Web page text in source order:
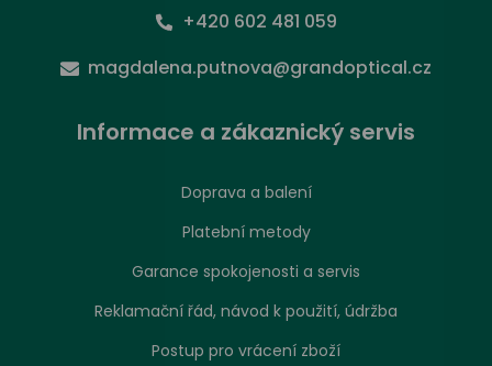
+420 602 481 059
magdalena.putnova@grandoptical.cz
Informace a zákaznický servis
Doprava a balení
Platební metody
Garance spokojenosti a servis
Reklamační řád, návod k použití, údržba
Postup pro vrácení zboží